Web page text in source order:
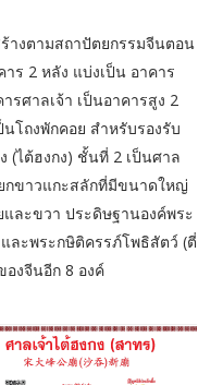
างตามสถาปัตยกรรมจีนตอน
ร 2 หลัง แบ่งเป็น อาคาร
รศาลเจ้า เป็นอาคารสูง 2
โถงพักคอย สำหรับรองรับ
(ไต้ฮงกง) ชั้นที่ 2 เป็นศาล
กขาวแกะสลักที่มีขนาดใหญ่
ละขวา ประดิษฐานองค์พระ
ละพระกษิติครรภ์โพธิสัตว์ (ตี่
องจีนอีก 8 องค์